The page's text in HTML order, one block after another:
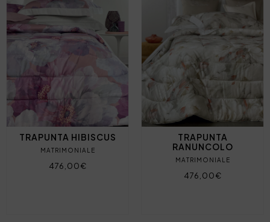
TRAPUNTA HIBISCUS
MATRIMONIALE
476,00€
TRAPUNTA
RANUNCOLO
MATRIMONIALE
476,00€